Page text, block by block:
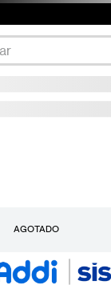
AGOTADO